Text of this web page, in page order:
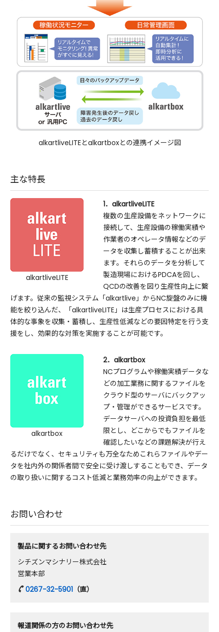
alkartliveLITEとalkartboxとの連携イメージ図
主な特長
alkartliveLITE
1．alkartliveLITE
複数の生産設備をネットワークに
接続して、生産設備の稼働実績や
作業者のオペレータ情報などのデ
ータを収集し蓄積することが出来
ます。それらのデータを分析して
製造現場におけるPDCAを回し、
QCDの改善を図り生産性向上に繋
げます。従来の監視システム「alkartlive」からNC旋盤のみに機
能を絞り込んだ、「alkartliveLITE」は生産プロセスにおける具
体的な事象を収集・蓄積し、生産性低減などの要因特定を行う支
援をし、効果的な対策を実施することが可能です。
alkartbox
2．alkartbox
NCプログラムや稼働実績データな
どの加工業務に関するファイルを
クラウド型のサーバにバックアッ
プ・管理ができるサービスです。
データサーバへの投資負担を最低
限とし、どこからでもファイルを
確認したいなどの課題解決が行え
るだけでなく、セキュリティも万全なためこれらファイルやデー
タを社内外の関係者間で安全に受け渡しすることもでき、データ
の取り扱いに関するコスト低減と業務効率の向上ができます。
お問い合わせ
製品に関するお問い合わせ先
シチズンマシナリー株式会社
営業本部
0267-32-5901 （直）
報道関係の方のお問い合わせ先